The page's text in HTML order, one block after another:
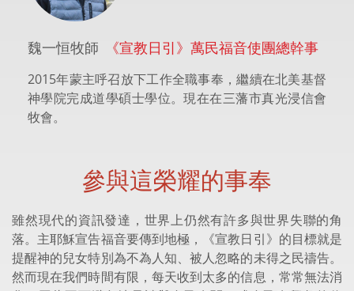
魏一恒牧師 《宣教日引》萬民福音使團總幹事
2015年蒙主呼召放下工作全職事奉，繼續在北美基督
神學院完成道學碩士學位。現在在三藩市真光浸信會
牧會。
參與這榮耀的事奉
雖然現代的資訊發達，世界上仍然有許多與世界失聯的角
落。主耶穌宣告福音要傳到地極，《宣教日引》的目標就是
提醒神的兒女特別為不為人知、被人忽略的未得之民禱告。
然而現在我們時間有限，每天收到太多的信息，常常無法消